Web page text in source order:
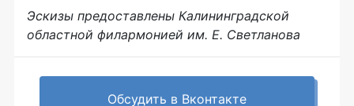
Эскизы предоставлены Калининградской
областной филармонией им. Е. Светланова
Обсудить в Вконтакте